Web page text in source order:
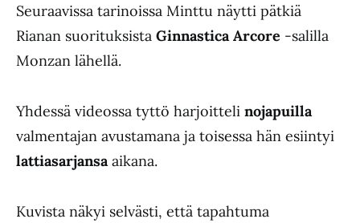
Seuraavissa tarinoissa Minttu näytti pätkiä
Rianan suorituksista Ginnastica Arcore -salilla
Monzan lähellä.
Yhdessä videossa tyttö harjoitteli nojapuilla
valmentajan avustamana ja toisessa hän esiintyi
lattiasarjansaaikana.
Kuvista näkyi selvästi, että tapahtuma